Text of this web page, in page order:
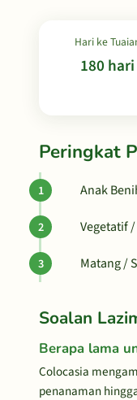
Hari ke
180 hari
Peringkat
Anak
Vegetatif
Matang /
Soalan
Berapa lama
Colocasia
penanaman